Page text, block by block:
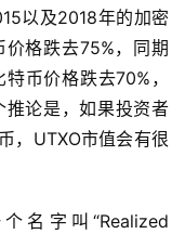
以及2018年的加密
格跌去75%，同期
币价格跌去70%，
推论是，如果投资者
，UTXO市值会有很
名字叫“Realized